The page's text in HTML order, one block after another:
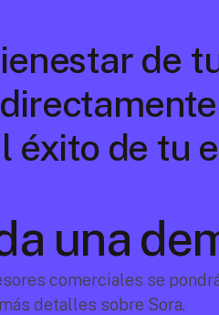
de
éxito de tu
una
comerciales se
detalles sobre Sora.